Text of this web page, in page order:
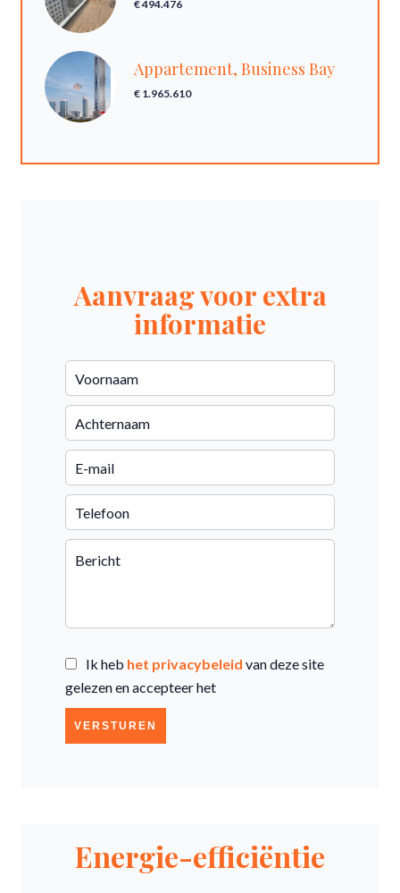
€ 494.476
Appartement, Business Bay
€ 1.965.610
Aanvraag voor extra
informatie
Ik heb het privacybeleid van deze site
gelezen en accepteer het
VERSTUREN
Energie-efficiëntie